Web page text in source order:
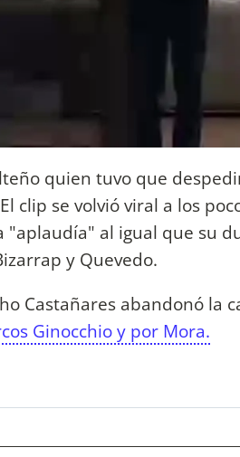
quien tuvo que
clip se volvió viral a los
"aplaudía" al igual que su
y Quevedo.
Castañares abandonó la
Ginocchio y por Mora.